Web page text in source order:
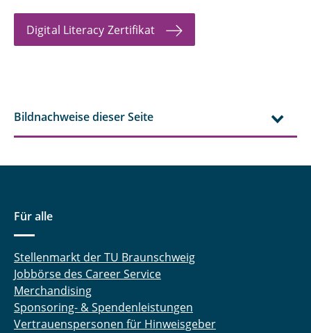
Digital Literacy Zertifikat
Bildnachweise dieser Seite
Für alle
Stellenmarkt der TU Braunschweig
Jobbörse des Career Service
Merchandising
Sponsoring- & Spendenleistungen
Vertrauenspersonen für Hinweisgeber